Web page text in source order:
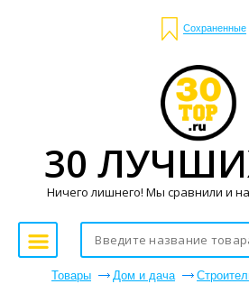
Сохраненные
Товары Дом и дача
30
Ничего лишнего! Мы сравнили и